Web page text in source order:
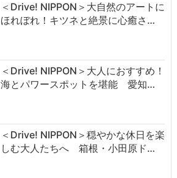
＜Drive! NIPPON＞大自然のアートに
ほれぼれ！キツネと絶景に心癒さ…
＜Drive! NIPPON＞大人におすすめ！
海とパワースポットを堪能 愛知…
＜Drive! NIPPON＞穏やかな休日を楽
しむ大人たちへ 箱根・小田原ド…